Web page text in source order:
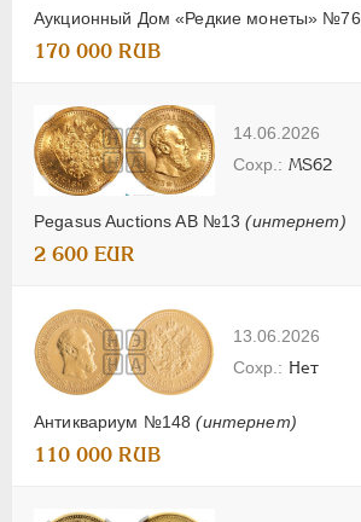
Аукционный Дом «Редкие монеты» №76
170 000 RUB
14.06.2026
Pegasus Auctions AB №13(интернет)
MS62
2 600 EUR
13.06.2026
Антиквариум №148(интернет)
Нет
110 000 RUB